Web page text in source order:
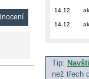
14.12
14.12
Tip:
než třech